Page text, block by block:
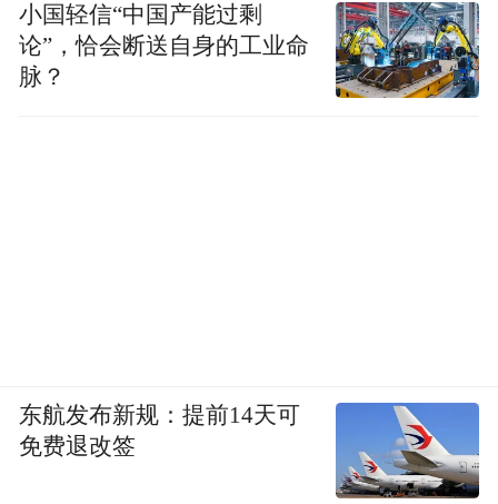
小国轻信“中国产能过剩
论”，恰会断送自身的工业命
脉？
东航发布新规：提前14天可
免费退改签